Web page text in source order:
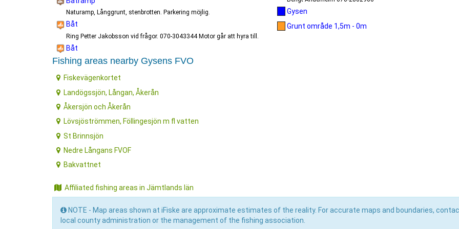
Naturamp, Långgrunt, stenbrotten. Parkering möjlig.
Båt
Ring Petter Jakobsson vid frågor. 070-3043344 Motor går att hyra till.
Båt
Gysen
Grunt område 1,5m - 0m
Fishing areas nearby Gysens FVO
Fiskevägenkortet
Landögssjön, Långan, Åkerån
Åkersjön och Åkerån
Lövsjöströmmen, Föllingesjön m fl vatten
St Brinnsjön
Nedre Långans FVOF
Bakvattnet
Affiliated fishing areas in Jämtlands län
NOTE - Map areas shown at iFiske are approximate estimates of the reality. For accurate maps and boundaries,
local county administration or the management of the fishing association.